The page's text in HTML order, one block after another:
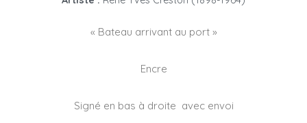
« Bateau arrivant au port »
Encre
Signé en bas à droite avec envoi